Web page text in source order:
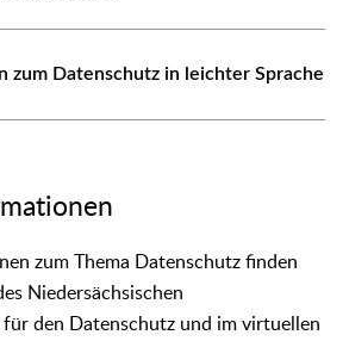
zum Datenschutz in leichter Sprache
zum Thema Datenschutz finden
Niedersächsischen
für den Datenschutz und im virtuellen